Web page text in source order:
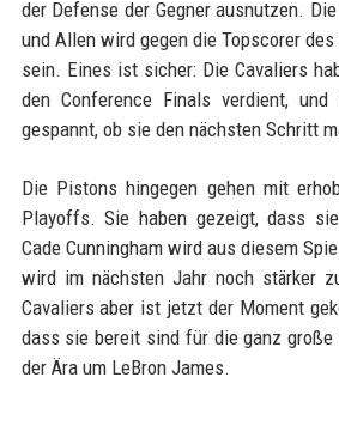
der Defense der Gegner ausnutzen.
und Allen wird gegen die Topscorer
sein. Eines ist sicher: Die Cavaliers
den Conference Finals verdient,
gespannt, ob sie den nächsten Schritt
Die Pistons hingegen gehen mit
Playoffs. Sie haben gezeigt, dass
Cade Cunningham wird aus diesem
wird im nächsten Jahr noch stärker
Cavaliers aber ist jetzt der Moment
dass sie bereit sind für die ganz
der Ära um LeBron James.